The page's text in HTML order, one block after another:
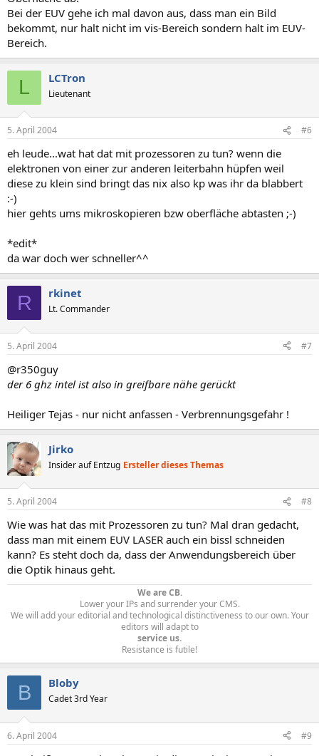
Bei der EUV gehe ich mal davon aus, dass man ein Bild
bekommt, nur halt nicht im vis-Bereich sondern halt im EUV-
Bereich.
L LCTron
Lieutenant
5. April 2004 #6
eh leude...wat hat dat mit prozessoren zu tun? wenn die
elektronen von einer zur anderen leiterbahn hüpfen weil
diese zu klein sind bringt das nix also kp was ihr da blabbert
:-)
hier gehts ums mikroskopieren bzw oberfläche abtasten ;-)
*edit*
da war doch wer schneller^^
R rkinet
Lt. Commander
5. April 2004 #7
@r350guy
der 6 ghz intel ist also in greifbare nähe gerückt
Heiliger Tejas - nur nicht anfassen - Verbrennungsgefahr !
Jirko
Insider auf Entzug Ersteller dieses Themas
5. April 2004 #8
Wie was hat das mit Prozessoren zu tun? Mal dran gedacht,
dass man mit einem EUV LASER auch ein bissl schneiden
kann? Es steht doch da, dass der Anwendungsbereich über
die Optik hinaus geht.
We are CB.
Lower your IPs and surrender your CMS.
We will add your editorial and technological distinctiveness to our own. Your
editors will adapt to
service us.
Resistance is futile!​
B Bloby
Cadet 3rd Year
6. April 2004 #9